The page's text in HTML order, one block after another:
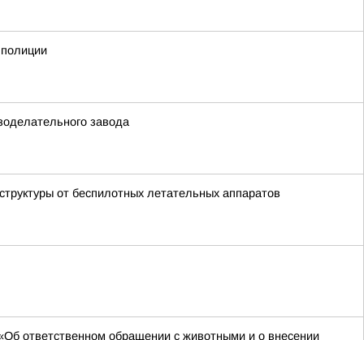
завода
от беспилотных летательных аппаратов
ответственном обращении с животными и о внесении